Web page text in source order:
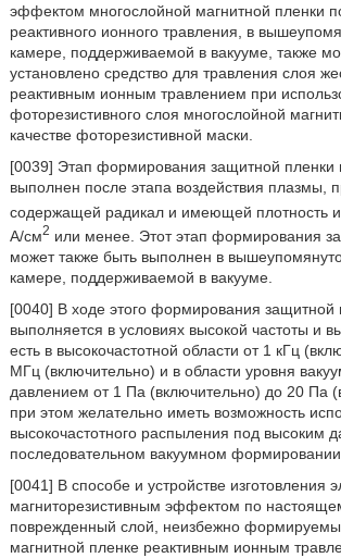
эффектом многослойной магнитной пленки
реактивного ионного травления, в
камере, поддерживаемой в вакууме, также
установлено средство для травления слоя
реактивным ионным травлением при
фоторезистивного слоя многослойной
качестве фоторезистивной маски.
[0039] Этап формирования защитной пленки
выполнен после этапа воздействия плазмы,
содержащей радикал и имеющей плотность
А/см2 или менее. Этот этап формирования
может также быть выполнен в
камере, поддерживаемой в вакууме.
[0040] В ходе этого формирования защитной
выполняется в условиях высокой частоты и
есть в высокочастотной области от 1 кГц
МГц (включительно) и в области уровня
давлением от 1 Па (включительно) до 20 Па
при этом желательно иметь возможность
высокочастотного распыления под высоким
последовательном вакуумном формировании
[0041] В способе и устройстве изготовления
магниторезистивным эффектом по
поврежденный слой, неизбежно
магнитной пленке реактивным ионным